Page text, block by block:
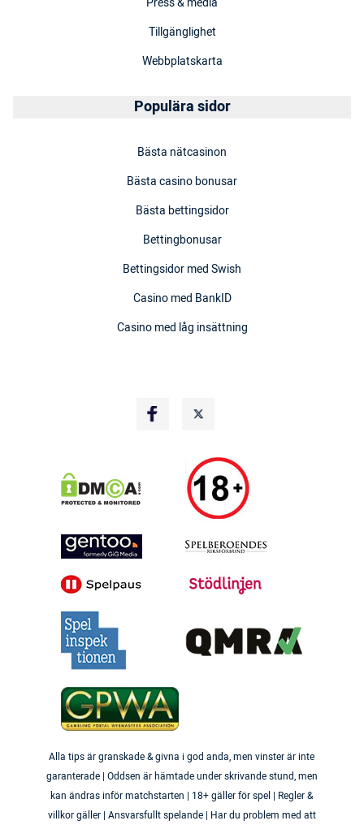
Tillgänglighet
Webbplatskarta
Populära sidor
Bästa nätcasinon
Bästa casino bonusar
Bästa bettingsidor
Bettingbonusar
Bettingsidor med Swish
Casino med BankID
Casino med låg insättning
Alla tips är granskade & givna i god anda, men vinster är inte
garanterade | Oddsen är hämtade under skrivande stund, men
kan ändras inför matchstarten | 18+ gäller för spel | Regler &
villkor gäller | Ansvarsfullt spelande | Har du problem med att